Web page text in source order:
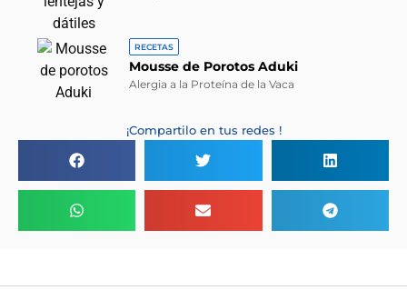
RECETAS
Mousse de Porotos Aduki
Alergia a la Proteína de la Vaca
¡Compartilo en tus redes !